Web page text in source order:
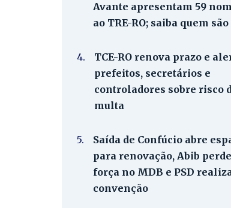
Avante apresentam 59
ao TRE-RO; saiba quem são
4.
TCE-RO renova prazo e
prefeitos, secretários e
controladores sobre risco
multa
5.
Saída de Confúcio abre
para renovação, Abib perde
força no MDB e PSD
convenção